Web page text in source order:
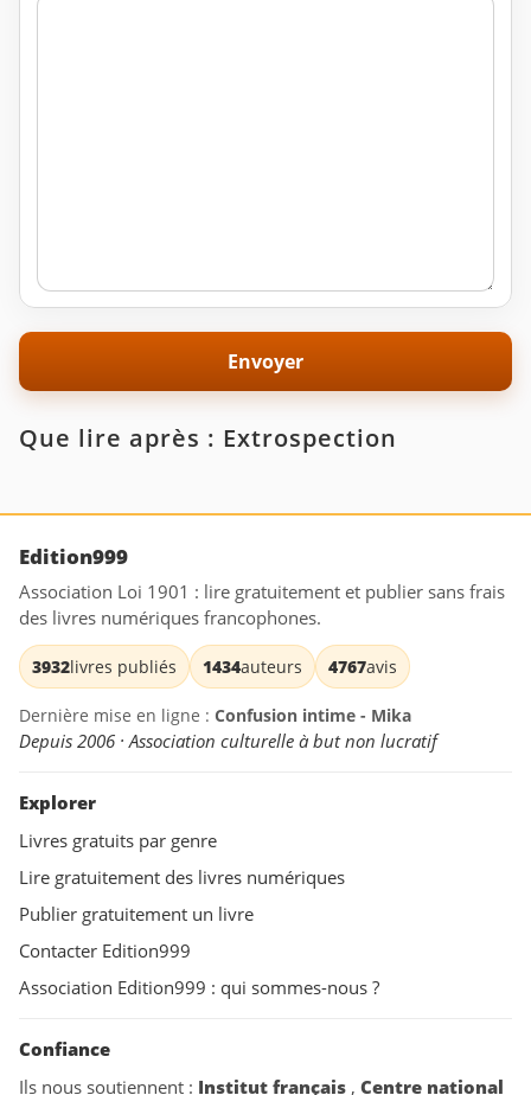
Que lire après : Extrospection
Edition999
Association Loi 1901 : lire gratuitement et publier sans frais
des livres numériques francophones.
3932livres publiés 1434auteurs 4767avis
Dernière mise en ligne : Confusion intime - Mika
Depuis 2006 · Association culturelle à but non lucratif
Explorer
Livres gratuits par genre
Lire gratuitement des livres numériques
Publier gratuitement un livre
Contacter Edition999
Association Edition999 : qui sommes-nous ?
Confiance
Ils nous soutiennent : Institut français , Centre national